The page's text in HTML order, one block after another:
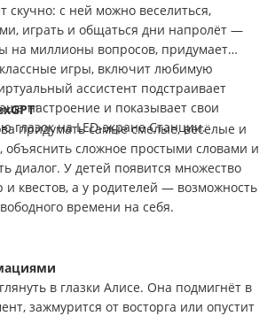
скучно: с ней можно веселиться,
играть и общаться дни напролёт —
на миллионы вопросов, придумает
игры, включит любимую
ассистент подстраивает
настроение и показывает свои
глазок на LED-экране Станции.
¹
придумать самые смелые, весёлые и
объяснить сложное простыми словами и
диалог. У детей появится множество
квестов, а у родителей — возможность
времени на себя.
в глазки Алисе. Она подмигнёт в
зажмурится от восторга или опустит